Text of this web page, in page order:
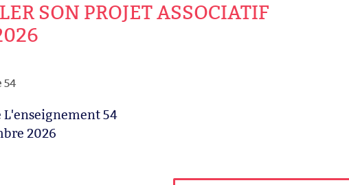
SON PROJET ASSOCIATIF
54
54
2026